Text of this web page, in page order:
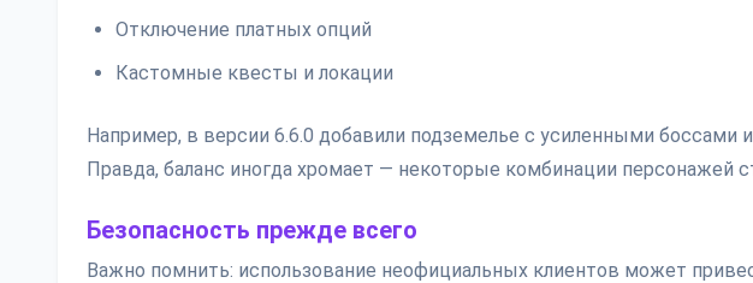
Отключение платных опций
Кастомные квесты и локации
Например, в версии 6.6.0 добавили подземелье с усиленными боссами
Правда, баланс иногда хромает — некоторые комбинации персонажей
Безопасность прежде всего
Важно помнить: использование неофициальных клиентов может